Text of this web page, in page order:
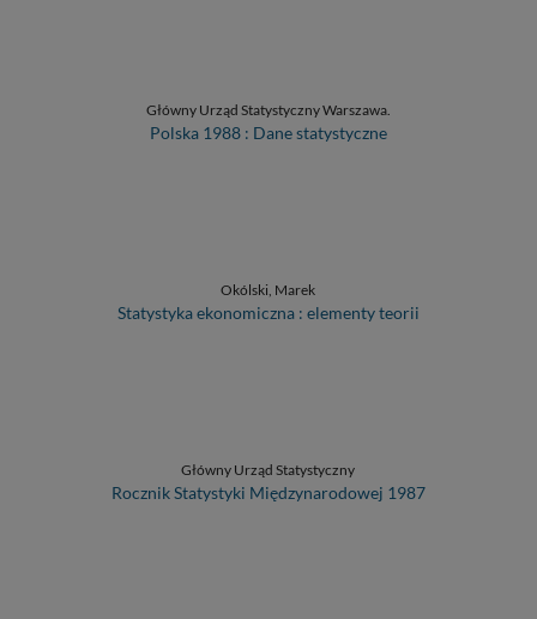
Główny Urząd Statystyczny Warszawa.
Polska 1988 : Dane statystyczne
Okólski, Marek
Statystyka ekonomiczna : elementy teorii
Główny Urząd Statystyczny
Rocznik Statystyki Międzynarodowej 1987